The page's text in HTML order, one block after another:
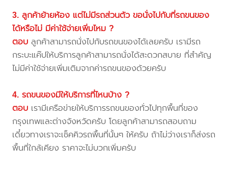
3. ลูกค้าย้ายห้อง แต่ไม่มีรถส่วนตัว ขอนั่งไปกับที่รถขนของ
ได้หรือไม่ มีค่าใช้จ่ายเพิ่มไหม ?
ตอบ ลูกค้าสามารถนั่งไปกับรถขนของได้เลยครับ เรามีรถ
กระบะแค๊ปให้บริการลูกค้าสามารถนั่งได้สะดวกสบาย ที่สำคัญ
ไม่มีค่าใช้จ่ายเพิ่มเติมจากค่ารถขนของด้วยครับ
4. รถขนของมีให้บริการที่ไหนบ้าง ?
ตอบ เรามีเครือข่ายให้บริการรถขนของทั่วไปทุกพื้นที่ของ
กรุงเทพและต่างจังหวัดครับ โดยลูกค้าสามารถสอบถาม
เดี๋ยวทางเราจะเช็คคิวรถพื้นที่นั้นๆ ให้ครับ ถ้าไม่ว่างเราก็ส่งรถ
พื้นที่ใกล้เคียง ราคาจะไม่บวกเพิ่มครับ